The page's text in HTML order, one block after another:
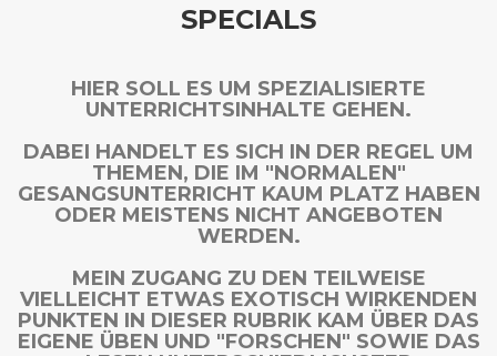
SPECIALS
HIER SOLL ES UM SPEZIALISIERTE
UNTERRICHTSINHALTE GEHEN.
DABEI HANDELT ES SICH IN DER REGEL UM
THEMEN, DIE IM "NORMALEN"
GESANGSUNTERRICHT KAUM PLATZ HABEN
ODER MEISTENS NICHT ANGEBOTEN
WERDEN.
MEIN ZUGANG ZU DEN TEILWEISE
VIELLEICHT ETWAS EXOTISCH WIRKENDEN
PUNKTEN IN DIESER RUBRIK KAM ÜBER DAS
EIGENE ÜBEN UND "FORSCHEN" SOWIE DAS